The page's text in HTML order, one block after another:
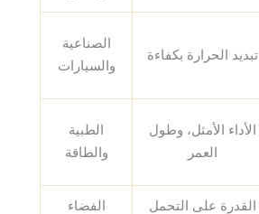
تبديد الحرارة بكفاءة
الصناعية
والسيارات
الأداء الأمثل، وطول
العمر
الطبية
والطاقة
القدرة على التحمل
الفضاء